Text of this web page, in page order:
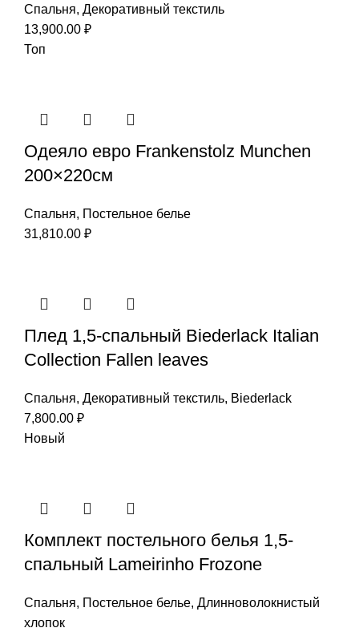
Спальня, Декоративный текстиль
13,900.00 ₽
Топ
Одеяло евро Frankenstolz Munchen
200×220см
Спальня, Постельное белье
31,810.00 ₽
Плед 1,5-спальный Biederlack Italian
Collection Fallen leaves
Спальня, Декоративный текстиль, Biederlack
7,800.00 ₽
Новый
Комплект постельного белья 1,5-
спальный Lameirinho Frozone
Спальня, Постельное белье, Длинноволокнистый
хлопок